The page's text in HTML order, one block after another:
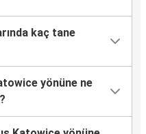
kaç tane
yönüne ne